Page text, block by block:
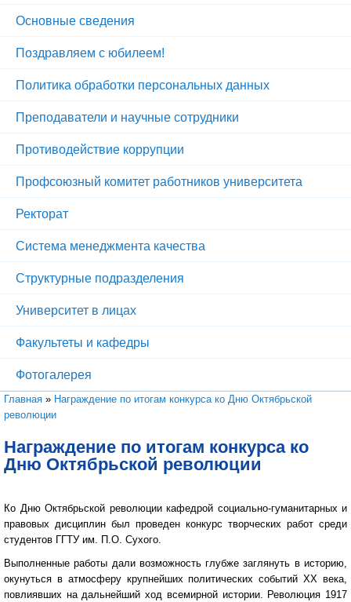
Основные сведения
Поздравляем с юбилеем!
Политика обработки персональных данных
Преподаватели и научные сотрудники
Противодействие коррупции
Профсоюзный комитет работников университета
Ректорат
Система менеджмента качества
Структурные подразделения
Университет в лицах
Факультеты и кафедры
Фотогалерея
Вы здесь
Главная » Награждение по итогам конкурса ко Дню Октябрьской
революции
Награждение по итогам конкурса ко
Дню Октябрьской революции
Ко Дню Октябрьской революции кафедрой социально-гуманитарных и
правовых дисциплин был проведен конкурс творческих работ среди
студентов ГГТУ им. П.О. Сухого.
Выполненные работы дали возможность глубже заглянуть в историю,
окунуться в атмосферу крупнейших политических событий ХХ века,
повлиявших на дальнейший ход всемирной истории. Революция 1917